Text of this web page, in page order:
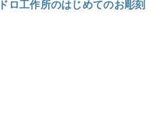
ロ工作所のはじめてのお彫刻